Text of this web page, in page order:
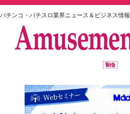
パチンコ・パチスロ業界ニュース＆ビジネス情報